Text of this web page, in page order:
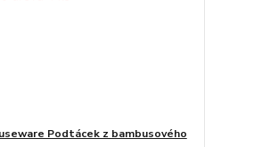
Podtácek z bambusového